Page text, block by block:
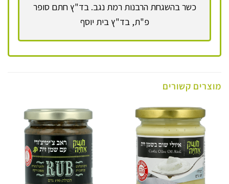
כשר בהשגחת הרבנות רמת נגב. בד"ץ חתם סופר
פ"ת, בד"ץ בית יוסף
מוצרים קשורים